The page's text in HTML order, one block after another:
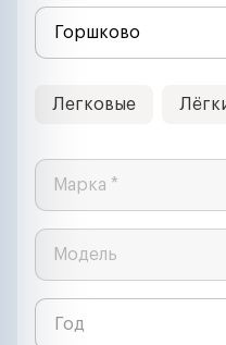
Легковые
Марка *
Модель